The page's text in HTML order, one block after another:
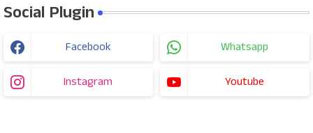
Social Plugin
Facebook Whatsapp
Instagram Youtube